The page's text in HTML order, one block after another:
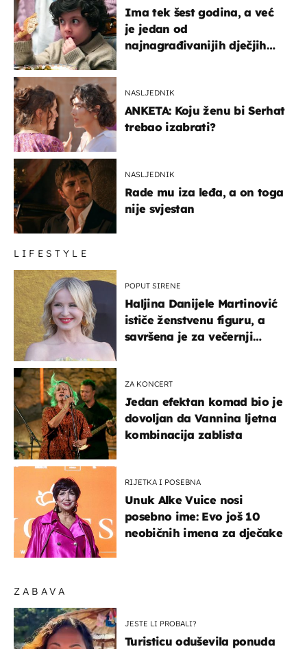
ZABAVA
JESTE LI PROBALI?
Turisticu oduševila ponuda
Ima tek šest godina, a već
je jedan od
najnagrađivanijih dječjih
NASLJEDNIK
ANKETA: Koju ženu bi Serhat
trebao izabrati?
NASLJEDNIK
Rade mu iza leđa, a on toga
nije svjestan
LIFESTYLE
POPUT SIRENE
Haljina Danijele Martinović
ističe ženstvenu figuru, a
savršena je za večernji
ZA KONCERT
Jedan efektan komad bio je
dovoljan da Vannina ljetna
kombinacija zablista
RIJETKA I POSEBNA
Unuk Alke Vuice nosi
posebno ime: Evo još 10
neobičnih imena za dječake